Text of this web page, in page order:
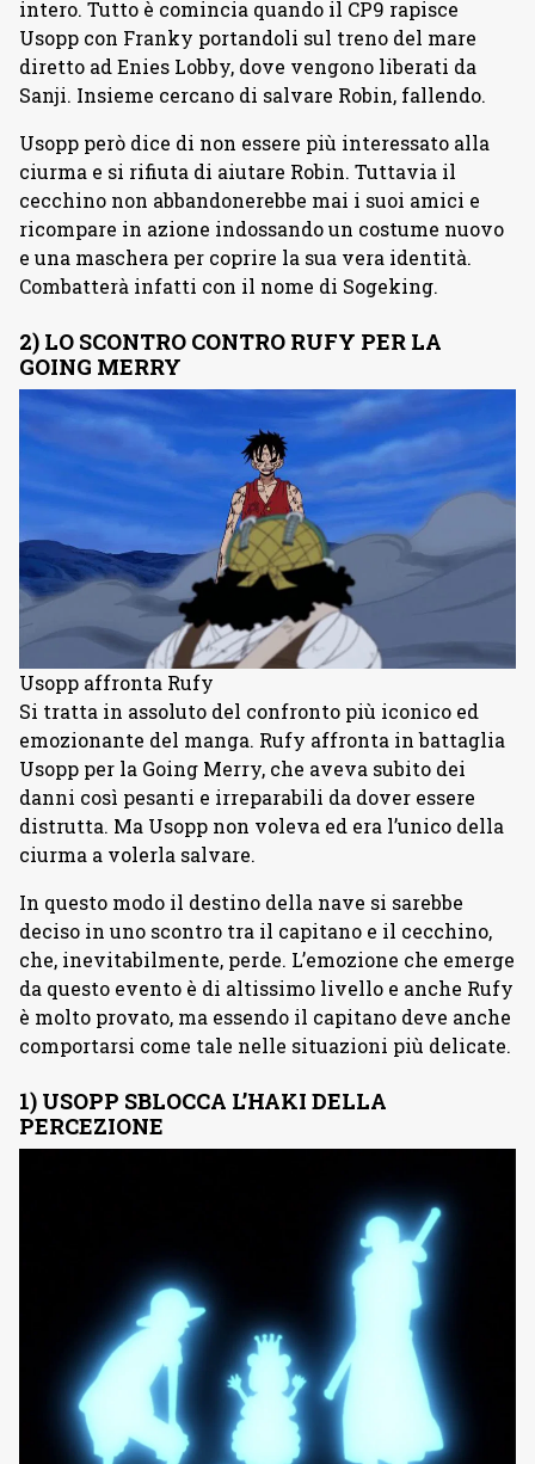
intero. Tutto è comincia quando il CP9 rapisce
Usopp con Franky portandoli sul treno del mare
diretto ad Enies Lobby, dove vengono liberati da
Sanji. Insieme cercano di salvare Robin, fallendo.
Usopp però dice di non essere più interessato alla
ciurma e si rifiuta di aiutare Robin. Tuttavia il
cecchino non abbandonerebbe mai i suoi amici e
ricompare in azione indossando un costume nuovo
e una maschera per coprire la sua vera identità.
Combatterà infatti con il nome di Sogeking.
2) LO SCONTRO CONTRO RUFY PER LA
GOING MERRY
Usopp affronta Rufy
Si tratta in assoluto del confronto più iconico ed
emozionante del manga. Rufy affronta in battaglia
Usopp per la Going Merry, che aveva subito dei
danni così pesanti e irreparabili da dover essere
distrutta. Ma Usopp non voleva ed era l’unico della
ciurma a volerla salvare.
In questo modo il destino della nave si sarebbe
deciso in uno scontro tra il capitano e il cecchino,
che, inevitabilmente, perde. L’emozione che emerge
da questo evento è di altissimo livello e anche Rufy
è molto provato, ma essendo il capitano deve anche
comportarsi come tale nelle situazioni più delicate.
1) USOPP SBLOCCA L’HAKI DELLA
PERCEZIONE